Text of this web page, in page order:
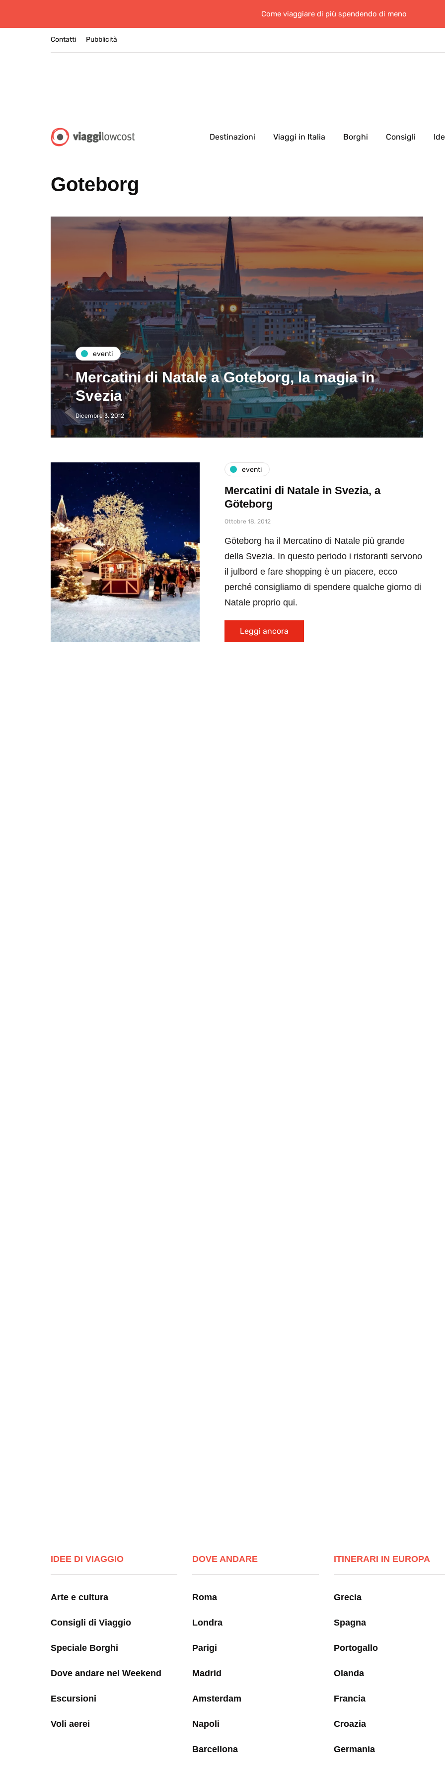
Come viaggiare di più spendendo di meno
Contatti Pubblicità
Destinazioni Viaggi in Italia Borghi Consigli
Goteborg
eventi
Mercatini di Natale a Goteborg, la magia in
Svezia
Dicembre 3, 2012
eventi
Mercatini di Natale in Svezia, a
Göteborg
Ottobre 18, 2012
Göteborg ha il Mercatino di Natale più grande
della Svezia. In questo periodo i ristoranti servono
il julbord e fare shopping è un piacere, ecco
perché consigliamo di spendere qualche giorno di
Natale proprio qui.
Leggi ancora
IDEE DI VIAGGIO
Arte e cultura
Consigli di Viaggio
Speciale Borghi
Dove andare nel Weekend
Escursioni
Voli aerei
DOVE ANDARE
Roma
Londra
Parigi
Madrid
Amsterdam
Napoli
Barcellona
ITINERARI IN EUROPA
Grecia
Spagna
Portogallo
Olanda
Francia
Croazia
Germania